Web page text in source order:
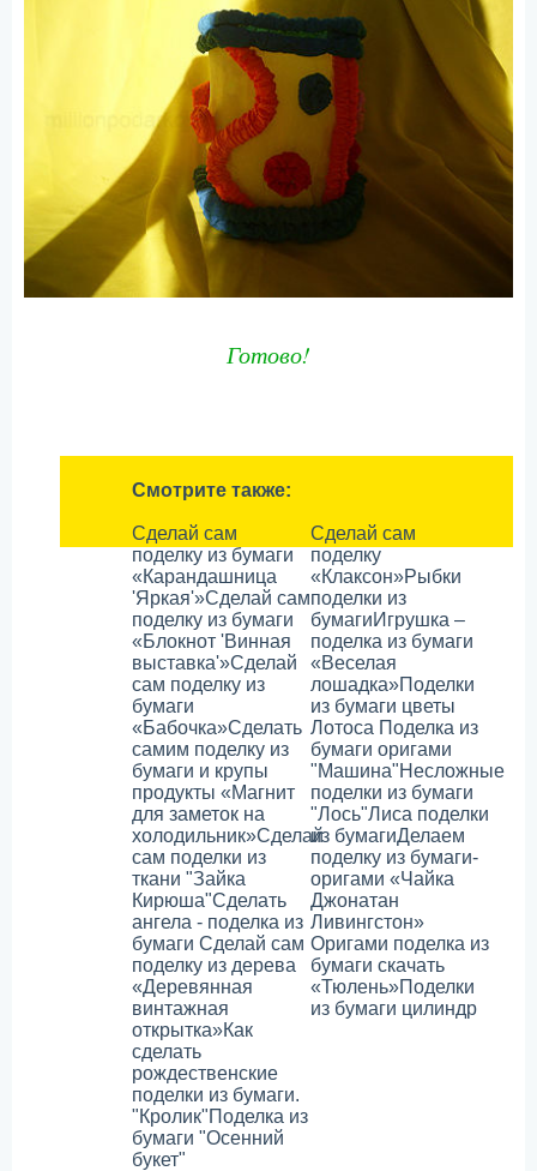
Готово!
Смотрите также:
Сделай сам
поделку из бумаги
«Карандашница
'Яркая'»Сделай сам
поделку из бумаги
«Блокнот 'Винная
выставка'»Сделай
сам поделку из
бумаги
«Бабочка»Cделать
самим поделку из
бумаги и крупы
продукты «Магнит
для заметок на
холодильник»Сделай
сам поделки из
ткани "Зайка
Кирюша"Сделать
ангела - поделка из
бумаги Сделай сам
поделку из дерева
«Деревянная
винтажная
открытка»Как
сделать
рождественские
поделки из бумаги.
"Кролик"Поделка из
бумаги "Осенний
букет"
Сделай сам
поделку
«Клаксон»Рыбки
поделки из
бумагиИгрушка –
поделка из бумаги
«Веселая
лошадка»Поделки
из бумаги цветы
Лотоса Поделка из
бумаги оригами
"Машина"Несложные
поделки из бумаги
"Лось"Лиса поделки
из бумагиДелаем
поделку из бумаги-
оригами «Чайка
Джонатан
Ливингстон»
Оригами поделка из
бумаги скачать
«Тюлень»Поделки
из бумаги цилиндр